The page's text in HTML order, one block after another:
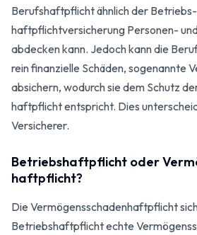
Berufshaftpflicht ähnlich der Betriebs­
haftpflichtversicherung Personen-
abdecken kann. Jedoch kann die
rein finanzielle Schäden, sogenannte
absichern, wodurch sie dem Schutz
haftpflicht entspricht. Dies
Versicherer.
Betriebshaftpflicht oder
haftpflicht?
Die Vermögensschadenhaftpflicht
Betriebshaftpflicht echte